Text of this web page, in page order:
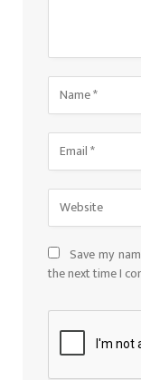
Save my
the next time I